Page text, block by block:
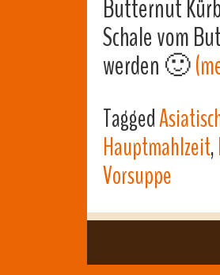
Butternut
Schale vom
werden 🙂
Tagged
Hauptmahlzeit,
Vorsuppe